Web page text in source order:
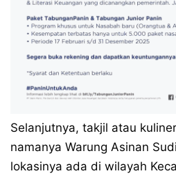
Selanjutnya, takjil atau
namanya Warung Asinan
lokasinya ada di wilayah